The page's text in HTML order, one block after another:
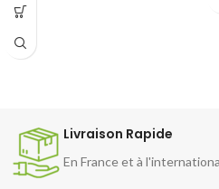
Livraison Rapide
En France et à